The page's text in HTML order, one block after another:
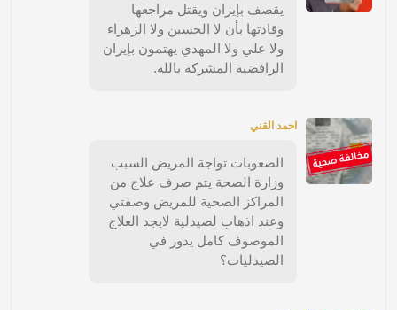
يقصف بإيران ويقتل مراجعها
وقادتها بأن لا الحسين ولا الزهراء
ولا علي ولا المهدي يهتمون بإيران
الرافضية المشركة بالله.
احمد القني
الصعوبات تواجة المريض السبب
وزارة الصحة يتم صرف علاج من
المراكز الصحية للمريض وصفتي
وعند اذهاب لصيدلية لايجد العلاج
الموصوف كامل يدور في
الصيدليات؟